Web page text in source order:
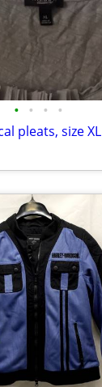
• • • •
pleats, size XL